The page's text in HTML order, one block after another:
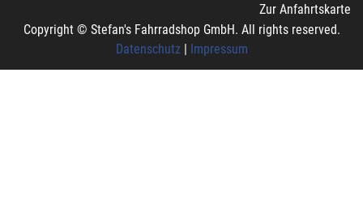
Zur Anfahrtskarte
Copyright © Stefan's Fahrradshop GmbH. All rights reserved.
Datenschutz| Impressum